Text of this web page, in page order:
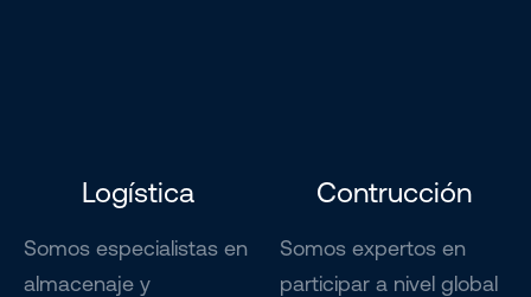
Logística
Somos especialistas en
almacenaje y
Contrucción
Somos expertos en
participar a nivel global